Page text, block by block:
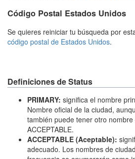
Código Postal Estados Unidos
Se quieres reiniciar tu búsqueda por
código postal de Estados Unidos.
Definiciones de Status
PRIMARY: significa el nombre
Nombre oficial de la ciudad,
también puede tener otro
ACCEPTABLE.
ACCEPTABLE (Aceptable):
adecuado. Los nombres de